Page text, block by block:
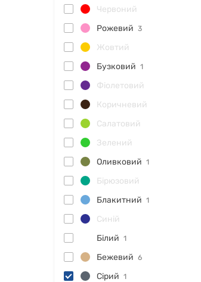
Червоний
Рожевий 3
Жовтий
Бузковий 1
Фіолетовий
Коричневий
Салатовий
Зелений
Оливковий 1
Бірюзовий
Блакитний 1
Синій
Білий 1
Бежевий 6
Сірий 1